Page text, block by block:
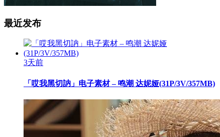
最近发布
3天前
「哎我黑切訥」电子素材 – 鸣潮 达妮娅(31P/3V/357MB)